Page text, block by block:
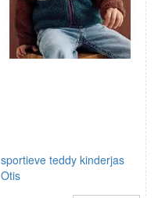
sportieve teddy kinderjas
Otis